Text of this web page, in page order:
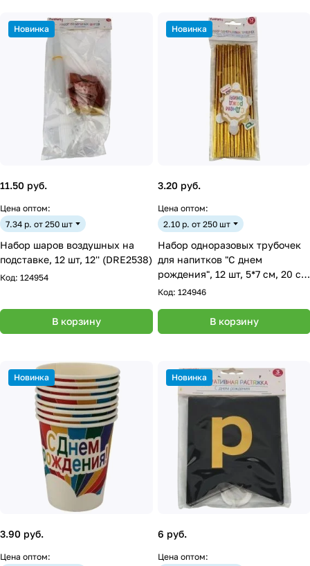
Новинка
11.50 руб.
Цена оптом:
7.34 р. от 250 шт
Набор шаров воздушных на
подставке, 12 шт, 12'' (DRE2538)
Код: 124954
В корзину
Новинка
3.20 руб.
Цена оптом:
2.10 р. от 250 шт
Набор одноразовых трубочек
для напитков "С днем
рождения", 12 шт, 5*7 см, 20 см
(DRE2514)
Код: 124946
В корзину
Новинка
3.90 руб.
Цена оптом:
Новинка
6 руб.
Цена оптом: